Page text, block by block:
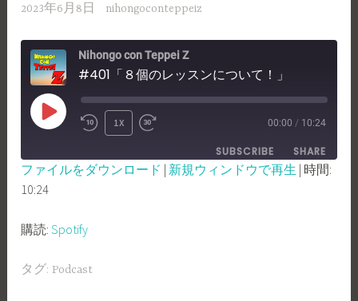
2023年6月8日 nihongoconteppeiz
Nihongo con Teppei Z
#401「８個のレッスンについて！」
PLAY
REWIND
10
SECONDS
1X
FAST
FORWARD
30
00:00 / 10:24
SUBSCRIBE SHARE
RSS FEED
SHARE
LINK
EMBED
ファイルをダウンロード | 新規ウィンドウで再生 | 時間:
10:24
購読:Spotify
タグ: Podcast